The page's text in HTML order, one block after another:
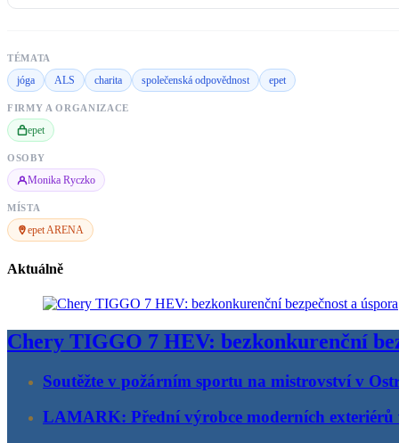
TÉMATA
jóga ALS charita společenská odpovědnost epet
FIRMY A ORGANIZACE
epet
OSOBY
Monika Ryczko
MÍSTA
epet ARENA
Aktuálně
Chery TIGGO 7 HEV: bezkonkurenční
Soutěžte v požárním sportu na mistrovství v
LAMARK: Přední výrobce moderních exteriérů